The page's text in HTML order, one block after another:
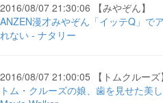
2016/08/07 21:30:06 【みやぞん】
ANZEN漫才みやぞん「イッテQ」で
れない - ナタリー
2016/08/07 21:00:05 【トムクルーズ
トム・クルーズの娘、歯を見せた美